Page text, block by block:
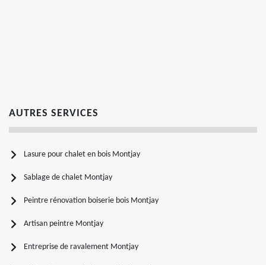
AUTRES SERVICES
Lasure pour chalet en bois Montjay
Sablage de chalet Montjay
Peintre rénovation boiserie bois Montjay
Artisan peintre Montjay
Entreprise de ravalement Montjay